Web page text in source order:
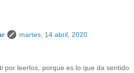
martes, 14 abril, 2020
por leerlos, porque es lo que da sentido